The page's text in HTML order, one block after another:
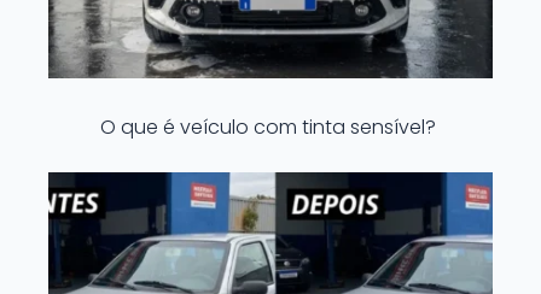
O que é veículo com tinta sensível?